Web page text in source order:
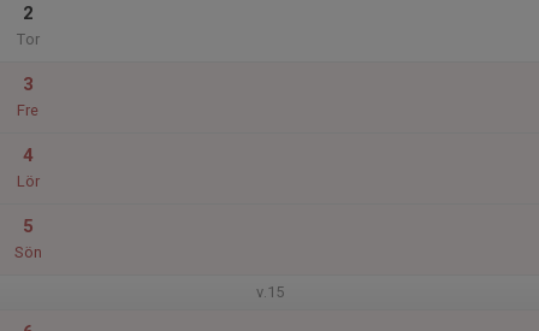
2
Tor
3
Fre
4
Lör
5
Sön
v.15